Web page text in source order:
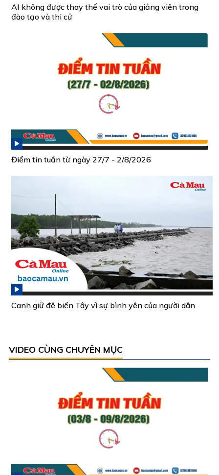
AI không được thay thế vai trò của giảng viên trong
đào tạo và thi cử
Điểm tin tuần từ ngày 27/7 - 2/8/2026
Canh giữ đê biển Tây vì sự bình yên của người dân
VIDEO CÙNG CHUYÊN MỤC